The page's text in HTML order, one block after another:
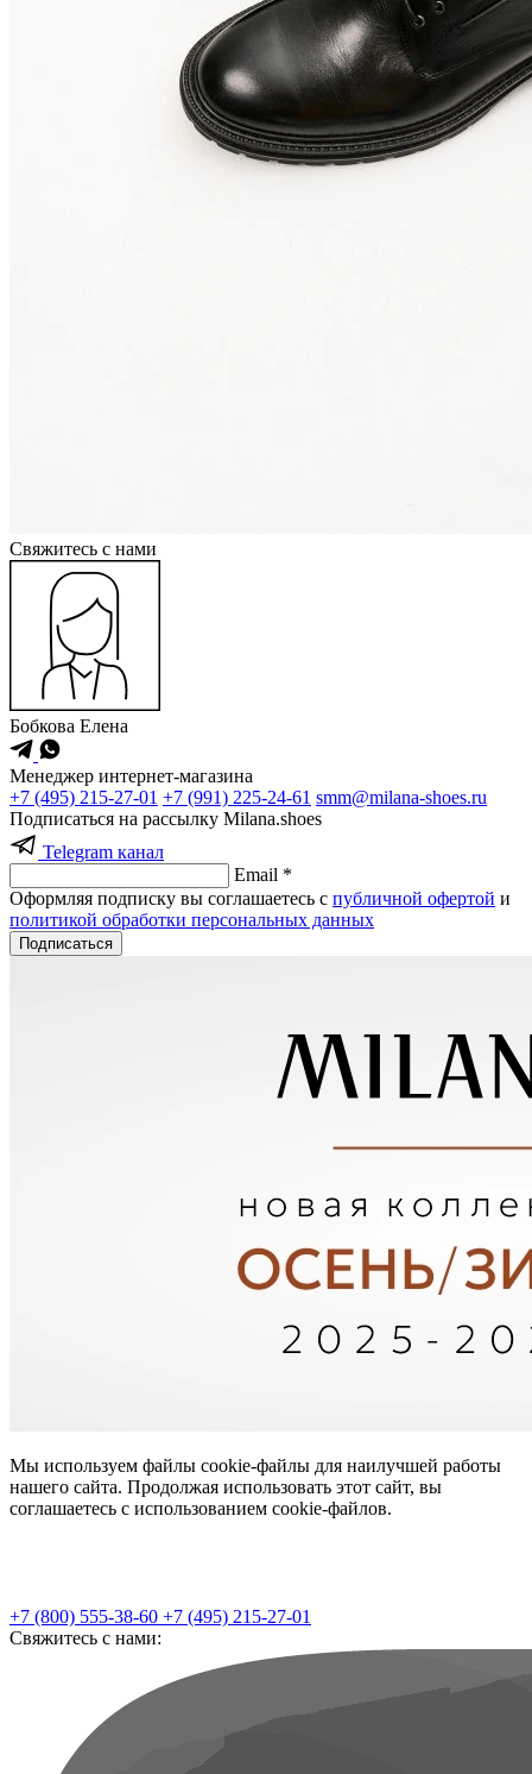
Cвяжитесь с нами
Бобкова Елена
Менеджер интернет-магазина
+7 (495) 215-27-01 +7 (991) 225-24-61 smm@milana-shoes.ru
Подписаться на рассылку Milana.shoes
Telegram канал
Email *
Оформляя подписку вы соглашаетесь с публичной офертой и
политикой обработки персональных данных
Подписаться
Мы используем файлы cookie-файлы для наилучшей работы
нашего сайта. Продолжая использовать этот сайт, вы
соглашаетесь с использованием cookie-файлов.
+7 (800) 555-38-60 +7 (495) 215-27-01
Свяжитесь с нами: